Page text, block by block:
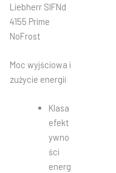
Liebherr SIFNd
4155 Prime
NoFrost
Moc wyjściowa i
zużycie energii
Klasa
efekt
ywno
ści
energ